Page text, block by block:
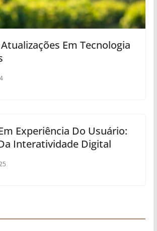
Em Tecnologia
Experiência Do Usuário:
Interatividade Digital